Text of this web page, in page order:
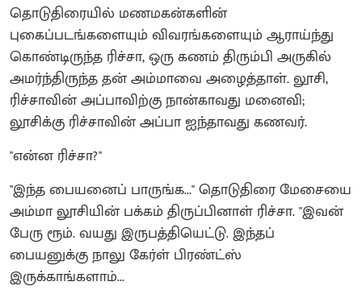
தொடுதிரையில் மணமகன்களின்
புகைப்படங்களையும் விவரங்களையும் ஆராய்ந்து
கொண்டிருந்த ரிச்சா, ஒரு கணம் திரும்பி அருகில்
அமர்ந்திருந்த தன் அம்மாவை அழைத்தாள். லூசி,
ரிச்சாவின் அப்பாவிற்கு நான்காவது மனைவி;
லூசிக்கு ரிச்சாவின் அப்பா ஐந்தாவது கணவர்.
"என்ன ரிச்சா?"
"இந்த பையனைப் பாருங்க..." தொடுதிரை மேசையை
அம்மா லூசியின் பக்கம் திருப்பினாள் ரிச்சா. "இவன்
பேரு ரூம். வயது இருபத்தியெட்டு. இந்தப்
பையனுக்கு நாலு கேர்ள் பிரண்ட்ஸ்
இருக்காங்களாம்...